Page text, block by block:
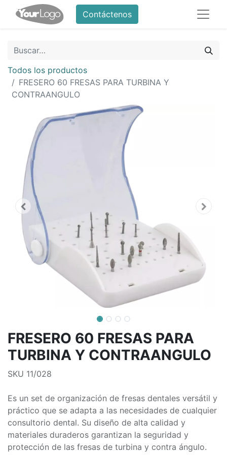
Contáctenos
Todos los productos
FRESERO 60 FRESAS PARA TURBINA Y
CONTRAANGULO
FRESERO 60 FRESAS PARA
TURBINA Y CONTRAANGULO
SKU 11/028
Es un set de organización de fresas dentales versátil y
práctico que se adapta a las necesidades de cualquier
consultorio dental. Su diseño de alta calidad y
materiales duraderos garantizan la seguridad y
protección de las fresas de turbina y contra ángulo.